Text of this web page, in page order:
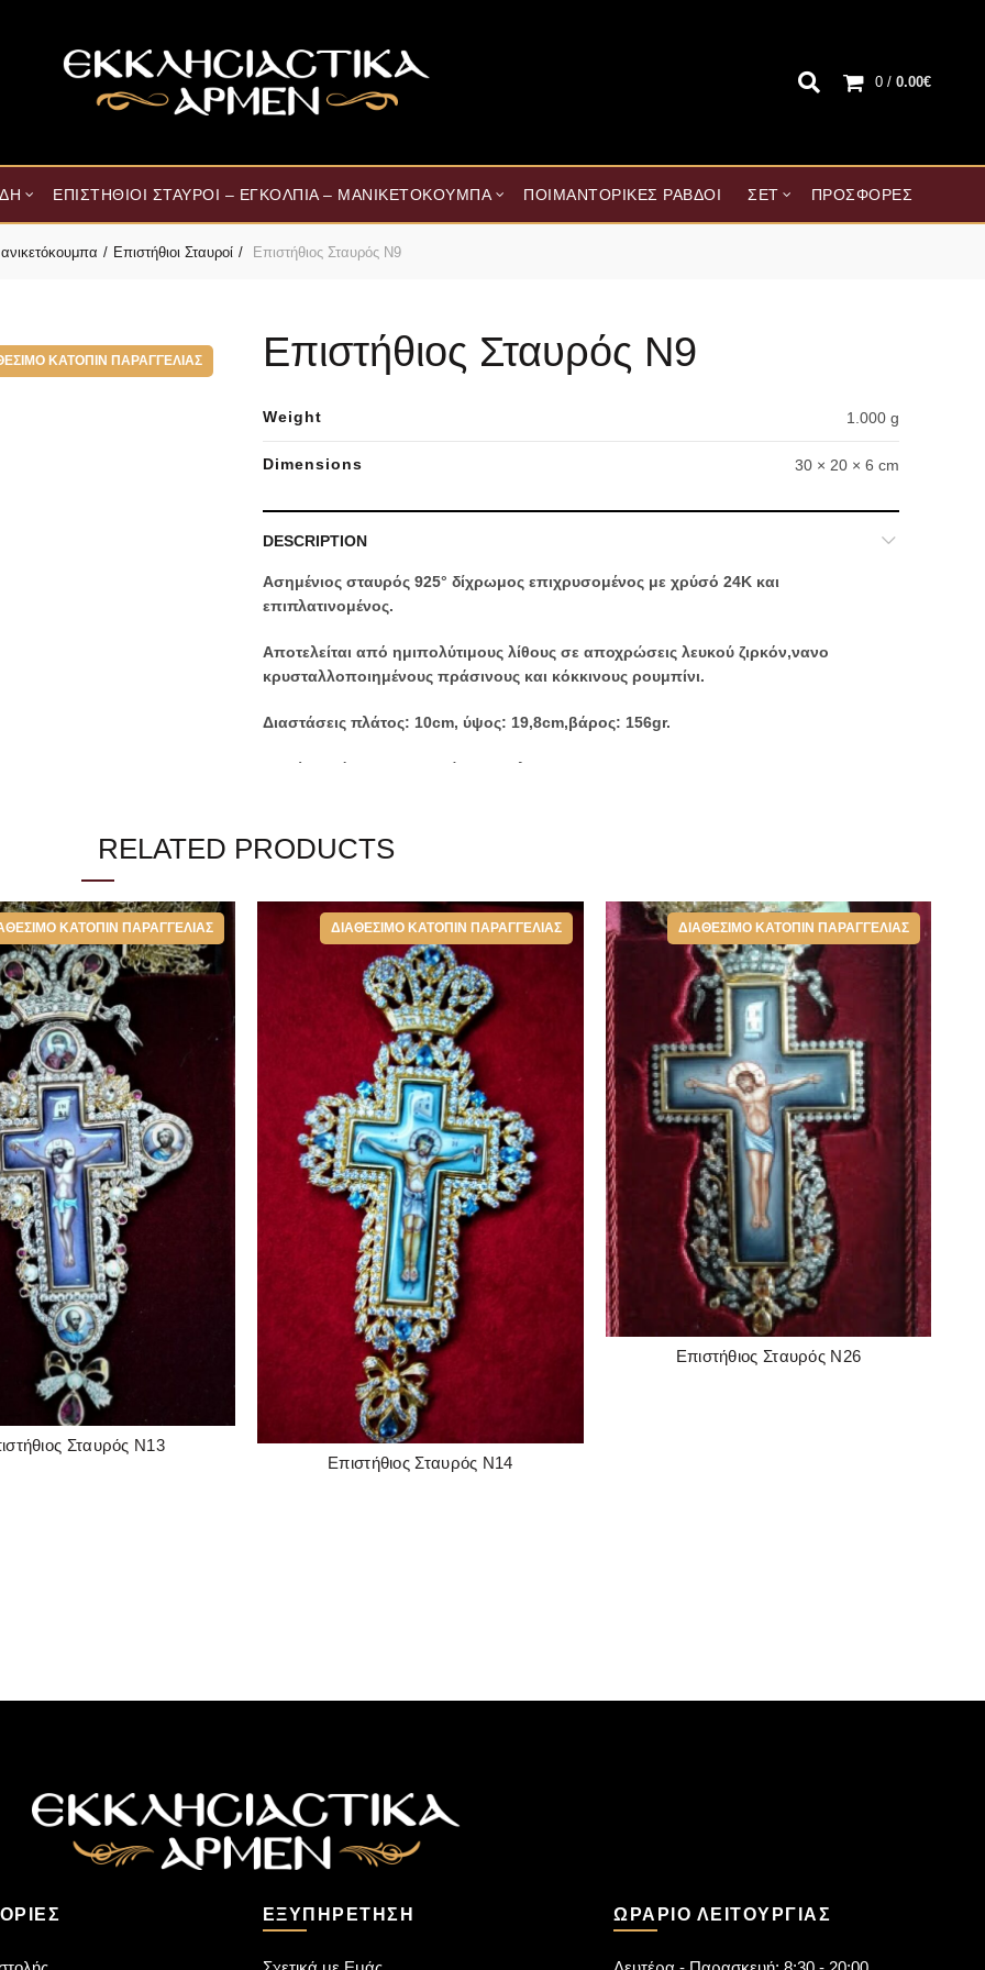
0 / 0.00€
ΕΠΙΣΤΉΘΙΟΙ ΣΤΑΥΡΟΊ – ΕΓΚΌΛΠΙΑ – ΜΑΝΙΚΕΤΌΚΟΥΜΠΑ ΠΟΙΜΑΝΤΟΡΙΚΈΣ ΡΆΒΔΟΙ ΣΕΤ ΠΡΟΣΦΟΡΈΣ
Επιστήθιοι Σταυροί Επιστήθιος Σταυρός Ν9
ΚΑΤΌΠΙΝ ΠΑΡΑΓΓΕΛΊΑΣ Επιστήθιος Σταυρός Ν9
Weight 1.000 g
Dimensions 30 × 20 × 6 cm
DESCRIPTION
Ασημένιος σταυρός 925° δίχρωμος επιχρυσομένος με χρύσό 24Κ και
επιπλατινομένος.
Αποτελείται από ημιπολύτιμους λίθους σε αποχρώσεις λευκού ζιρκόν,νανο
κρυσταλλοποιημένους πράσινους και κόκκινους ρουμπίνι.
Διαστάσεις πλάτος: 10cm, ύψος: 19,8cm,βάρος: 156gr.
Περιέχει ρώσικο χειροποίητο σμαλτο.
την καλύτερη φύλαξη του.
Categories:Επιστήθιοι Σταυροί , Επιστήθιοι Σταυροί - Εγκόλπια - Μανικετόκουμπα
RELATED PRODUCTS
ΚΑΤΌΠΙΝ ΠΑΡΑΓΓΕΛΊΑΣ
READ MORE
Σταυρός Ν13
ΔΙΑΘΈΣΙΜΟ ΚΑΤΌΠΙΝ ΠΑΡΑΓΓΕΛΊΑΣ
READ MORE
Επιστήθιος Σταυρός Ν14
ΔΙΑΘΈΣΙΜΟ ΚΑΤΌΠΙΝ ΠΑΡΑΓΓΕΛΊΑΣ
READ MORE
Επιστήθιος Σταυρός Ν26
ΕΞΥΠΗΡΈΤΗΣΗ ΩΡΆΡΙΟ ΛΕΙΤΟΥΡΓΊΑΣ